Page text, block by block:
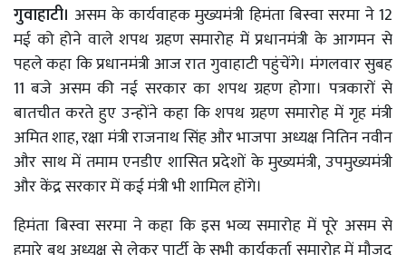
गुवाहाटी। असम के कार्यवाहक मुख्यमंत्री हिमंता बिस्वा सरमा ने 12
मई को होने वाले शपथ ग्रहण समारोह में प्रधानमंत्री के आगमन से
पहले कहा कि प्रधानमंत्री आज रात गुवाहाटी पहुंचेंगे। मंगलवार सुबह
11 बजे असम की नई सरकार का शपथ ग्रहण होगा। पत्रकारों से
बातचीत करते हुए उन्होंने कहा कि शपथ ग्रहण समारोह में गृह मंत्री
अमित शाह, रक्षा मंत्री राजनाथ सिंह और भाजपा अध्यक्ष नितिन नवीन
और साथ में तमाम एनडीए शासित प्रदेशों के मुख्यमंत्री, उपमुख्यमंत्री
और केंद्र सरकार में कई मंत्री भी शामिल होंगे।
हिमंता बिस्वा सरमा ने कहा कि इस भव्य समारोह में पूरे असम से